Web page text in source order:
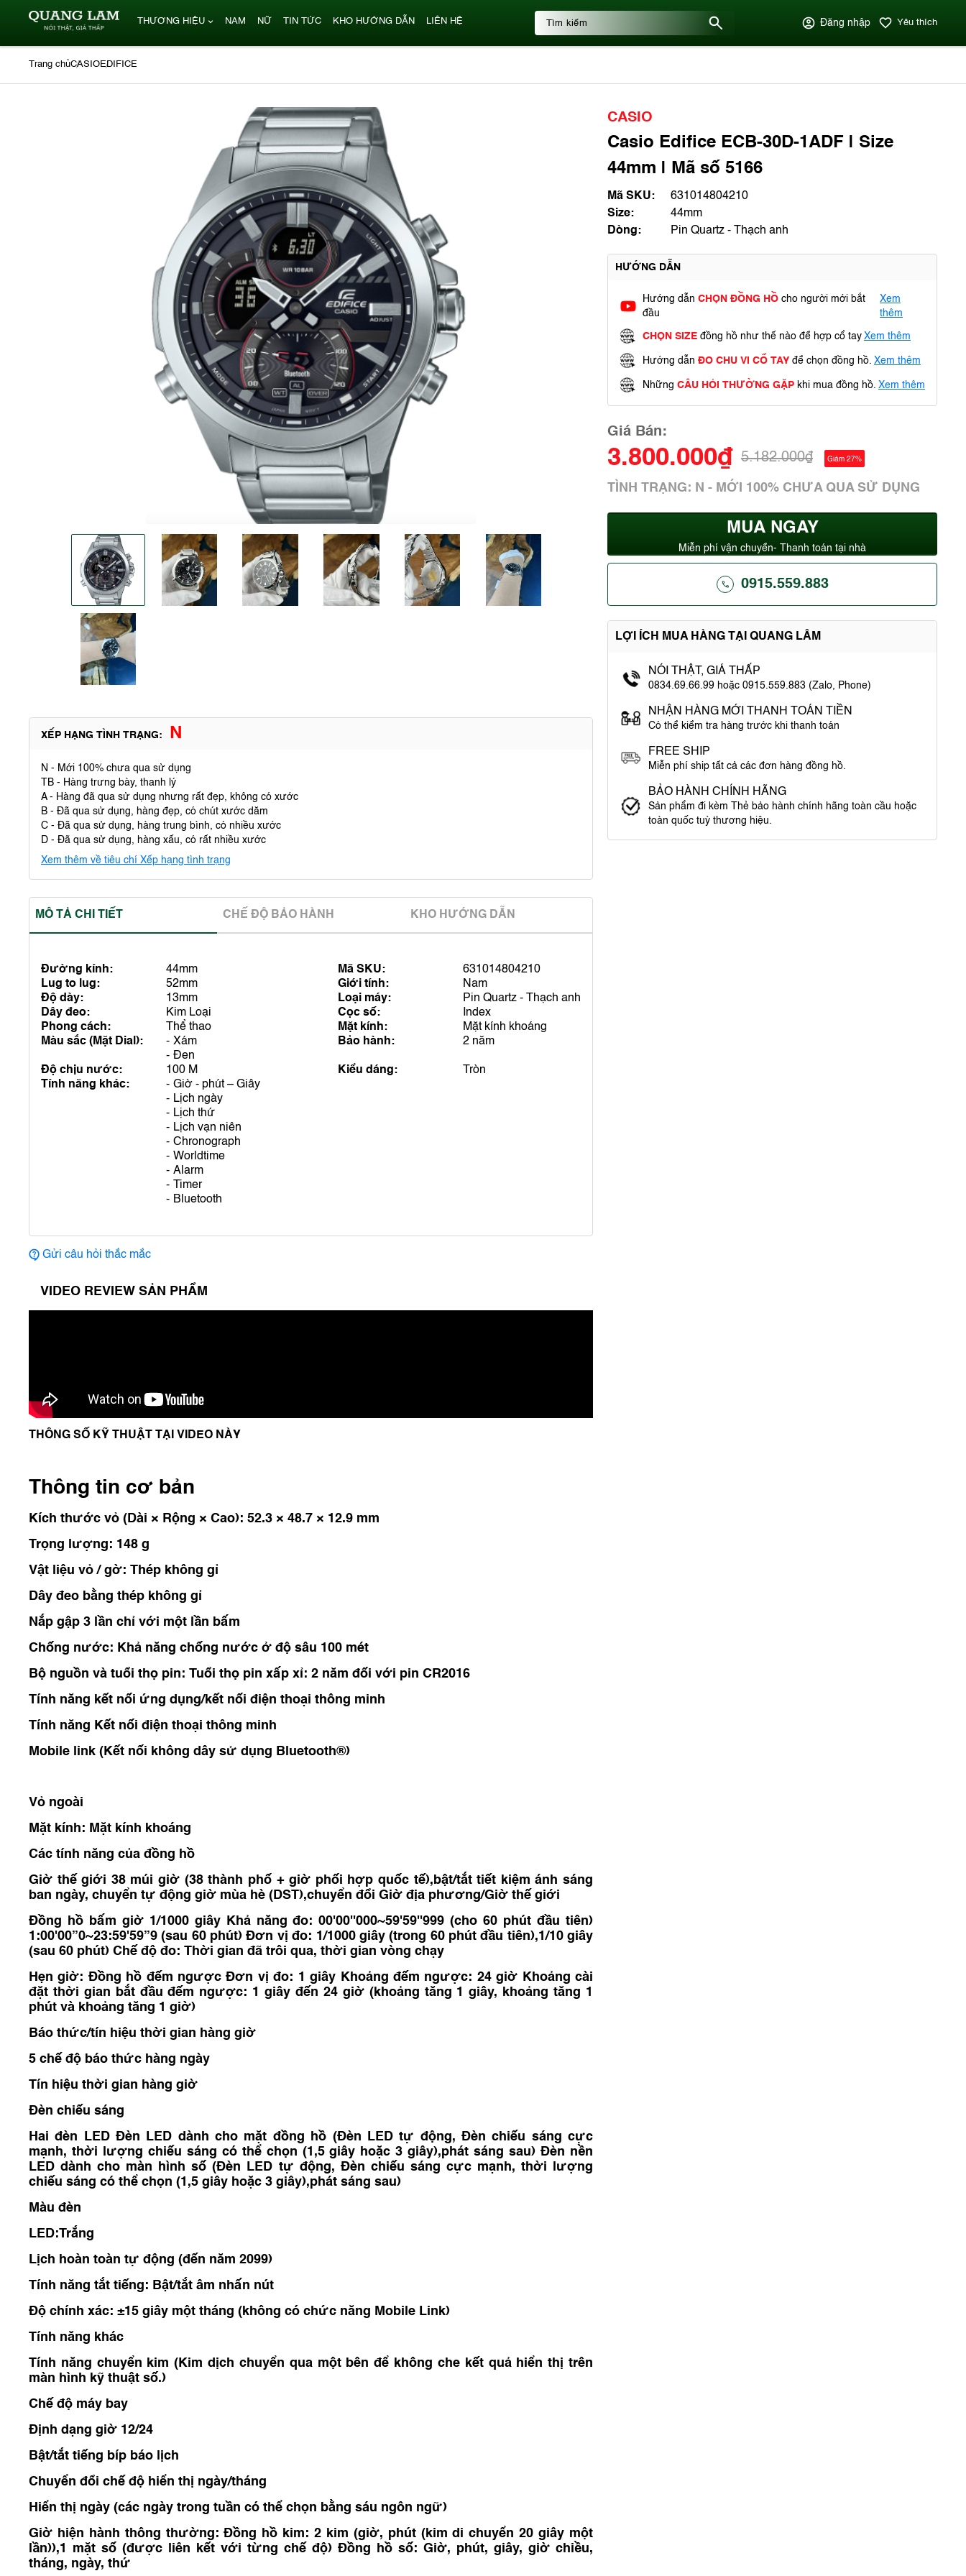
THƯƠNG HIỆU NAM NỮ TIN TỨC KHO HƯỚNG DẪN LIÊN HỆ Đăng nhập Yêu thích
Trang chủCASIOEDIFICE
XẾP HẠNG TÌNH TRẠNG: N
N - Mới 100% chưa qua sử dụng
TB - Hàng trưng bày, thanh lý
A - Hàng đã qua sử dụng nhưng rất đẹp, không có xước
B - Đã qua sử dụng, hàng đẹp, có chút xước dăm
C - Đã qua sử dụng, hàng trung bình, có nhiều xước
D - Đã qua sử dụng, hàng xấu, có rất nhiều xước
Xem thêm về tiêu chí Xếp hạng tình trạng
MÔ TẢ CHI TIẾT CHẾ ĐỘ BẢO HÀNH KHO HƯỚNG DẪN
Đường kính:
44mm
Lug to lug:
52mm
Độ dày:
13mm
Mã SKU:
631014804210
Giới tính:
Nam
Loại máy:
Pin Quartz - Thạch anh
Dây đeo:
Kim Loại Cọc số:
Index
Phong cách:
Thể thao Mặt kính:
Mặt kính khoáng
Màu sắc (Mặt Dial):
Xám
Đen
Bảo hành: 2 năm
Độ chịu nước: 100 M Kiểu dáng:
Tròn
Tính năng khác:
Giờ - phút – Giây
Lịch ngày
Lịch thứ
Lịch vạn niên
Chronograph
Worldtime
Alarm
Timer
Bluetooth
Gửi câu hỏi thắc mắc
VIDEO REVIEW SẢN PHẨM
THÔNG SỐ KỸ THUẬT TẠI VIDEO NÀY
Thông tin cơ bản
Kích thước vỏ (Dài × Rộng × Cao): 52.3 × 48.7 × 12.9 mm
Trọng lượng: 148 g
Vật liệu vỏ / gờ: Thép không gỉ
Dây đeo bằng thép không gỉ
Nắp gập 3 lần chỉ với một lần bấm
Chống nước: Khả năng chống nước ở độ sâu 100 mét
Bộ nguồn và tuổi thọ pin: Tuổi thọ pin xấp xỉ: 2 năm đối với pin CR2016
Tính năng kết nối ứng dụng/kết nối điện thoại thông minh
Tính năng Kết nối điện thoại thông minh
Mobile link (Kết nối không dây sử dụng Bluetooth®)
Vỏ ngoài
Mặt kính: Mặt kính khoáng
Các tính năng của đồng hồ
Giờ thế giới 38 múi giờ (38 thành phố + giờ phối hợp quốc tế),bật/tắt tiết kiệm ánh sáng
ban ngày, chuyển tự động giờ mùa hè (DST),chuyển đổi Giờ địa phương/Giờ thế giới
Đồng hồ bấm giờ 1/1000 giây Khả năng đo: 00'00''000~59'59''999 (cho 60 phút đầu tiên)
1:00'00’’0~23:59'59’’9 (sau 60 phút) Đơn vị đo: 1/1000 giây (trong 60 phút đầu tiên),1/10 giây
(sau 60 phút) Chế độ đo: Thời gian đã trôi qua, thời gian vòng chạy
Hẹn giờ: Đồng hồ đếm ngược Đơn vị đo: 1 giây Khoảng đếm ngược: 24 giờ Khoảng cài
đặt thời gian bắt đầu đếm ngược: 1 giây đến 24 giờ (khoảng tăng 1 giây, khoảng tăng 1
phút và khoảng tăng 1 giờ)
Báo thức/tín hiệu thời gian hàng giờ
5 chế độ báo thức hàng ngày
Tín hiệu thời gian hàng giờ
Đèn chiếu sáng
Hai đèn LED Đèn LED dành cho mặt đồng hồ (Đèn LED tự động, Đèn chiếu sáng cực
mạnh, thời lượng chiếu sáng có thể chọn (1,5 giây hoặc 3 giây),phát sáng sau) Đèn nền
LED dành cho màn hình số (Đèn LED tự động, Đèn chiếu sáng cực mạnh, thời lượng
chiếu sáng có thể chọn (1,5 giây hoặc 3 giây),phát sáng sau)
Màu đèn
LED:Trắng
Lịch hoàn toàn tự động (đến năm 2099)
Tính năng tắt tiếng: Bật/tắt âm nhấn nút
Độ chính xác: ±15 giây một tháng (không có chức năng Mobile Link)
Tính năng khác
Tính năng chuyển kim (Kim dịch chuyển qua một bên để không che kết quả hiển thị trên
màn hình kỹ thuật số.)
Chế độ máy bay
Định dạng giờ 12/24
Bật/tắt tiếng bíp báo lịch
Chuyển đổi chế độ hiển thị ngày/tháng
Hiển thị ngày (các ngày trong tuần có thể chọn bằng sáu ngôn ngữ)
Giờ hiện hành thông thường: Đồng hồ kim: 2 kim (giờ, phút (kim di chuyển 20 giây một
lần)),1 mặt số (được liên kết với từng chế độ) Đồng hồ số: Giờ, phút, giây, giờ chiều,
tháng, ngày, thứ
CASIO
Casio Edifice ECB-30D-1ADF | Size
44mm | Mã số 5166
Mã SKU:
631014804210
Size:
44mm
Dòng:
Pin Quartz - Thạch anh
HƯỚNG DẪN
Hướng dẫn CHỌN ĐỒNG HỒ cho người mới bắt
đầu
Xem
thêm
CHỌN SIZE đồng hồ như thế nào để hợp cổ tay Xem thêm
Hướng dẫn ĐO CHU VI CỔ TAY để chọn đồng hồ. Xem thêm
Những CÂU HỎI THƯỜNG GẶP khi mua đồng hồ. Xem thêm
Giá Bán:
3.800.000₫ 5.182.000₫ Giảm 27%
TÌNH TRẠNG: N - MỚI 100% CHƯA QUA SỬ DỤNG
MUA NGAY
Miễn phí vận chuyển- Thanh toán tại nhà
0915.559.883
LỢI ÍCH MUA HÀNG TẠI QUANG LÂM
NÓI THẬT, GIÁ THẤP
0834.69.66.99 hoặc 0915.559.883 (Zalo, Phone)
NHẬN HÀNG MỚI THANH TOÁN TIỀN
Có thể kiểm tra hàng trước khi thanh toán
FREE SHIP
Miễn phí ship tất cả các đơn hàng đồng hồ.
BẢO HÀNH CHÍNH HÃNG
Sản phẩm đi kèm Thẻ bảo hành chính hãng toàn cầu hoặc
toàn quốc tuỳ thương hiệu.